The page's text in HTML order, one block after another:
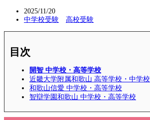
2025/11/20
中学校受験
高校受験
目次
開智 中学校・高等学校
近畿大学附属和歌山 高等学校・中学校
和歌山信愛 中学校・高等学校
智辯学園和歌山 中学校・高等学校